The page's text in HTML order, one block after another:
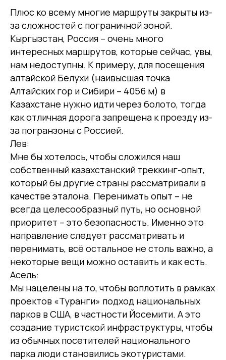
Плюс ко всему многие маршруты закрыты из-
за сложностей с пограничной зоной.
Кыргызстан, Россия – очень много
интересных маршрутов, которые сейчас, увы,
нам недоступны. К примеру, для посещения
алтайской Белухи (наивысшая точка
Алтайских гор и Сибири – 4056 м) в
Казахстане нужно идти через болото, тогда
как отличная дорога запрещена к проезду из-
за погранзоны с Россией.
Лев:
Мне бы хотелось, чтобы сложился наш
собственный казахстанский треккинг-опыт,
который бы другие страны рассматривали в
качестве эталона. Перенимать опыт – не
всегда целесообразный путь, но основной
приоритет – это безопасность. Именно это
направление следует рассматривать и
перенимать, всё остальное не столь важно, а
некоторые вещи можно оставить и как есть.
Асель:
Мы нацелены на то, чтобы воплотить в рамках
проектов «Туранги» подход национальных
парков в США, в частности Йосемити. А это
создание туристской инфраструктуры, чтобы
из обычных посетителей национального
парка люди становились экотуристами.